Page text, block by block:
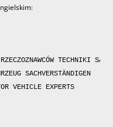
TECHNIKI
SACHVERSTÄNDIGEN
VEHICLE EXPERTS